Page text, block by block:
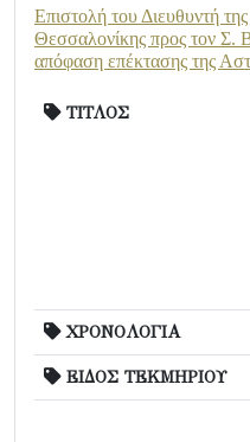
Επιστολή του Διευθυντή
Θεσσαλονίκης προς τον Σ.
απόφαση επέκτασης της
ΤΙΤΛΟΣ
ΧΡΟΝΟΛΟΓΙΑ
ΕΙΔΟΣ ΤΕΚΜΗΡΙΟΥ